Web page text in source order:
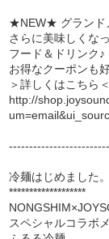
★NEW★ グランド
さらに美味しくな
フード＆ドリンク♪
お得なクーポンも
＞詳しくはこちら＜
http://
冷麺はじめました。
*******************
スペシャルコラボ